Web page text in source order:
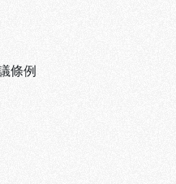
條例